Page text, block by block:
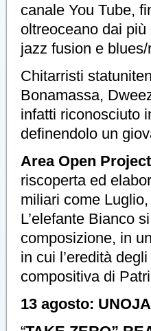
canale You Tube,
oltreoceano dai
jazz fusion e blues/
Chitarristi
Bonamassa,
infatti riconosciuto
definendolo un
Area Open Project
riscoperta ed
miliari come
L’elefante Bianco
composizione, in
in cui l’eredità
compositiva di
13 agosto: